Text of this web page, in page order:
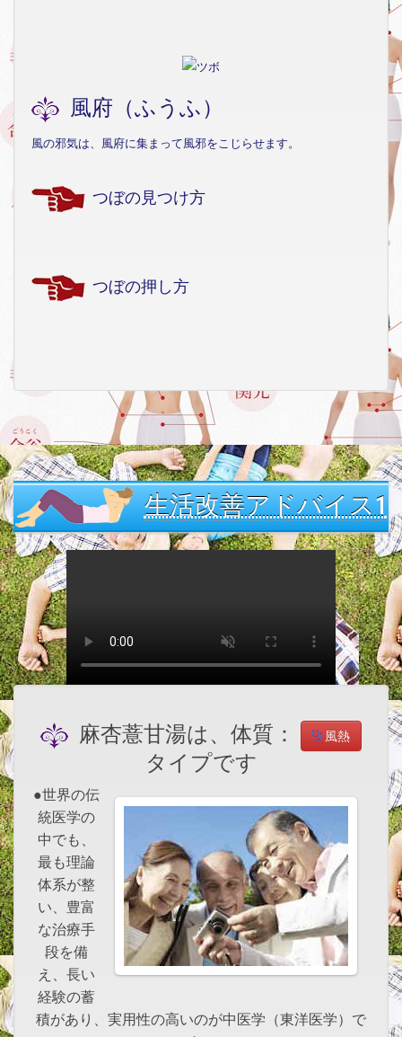
風府（ふうふ）
風の邪気は、風府に集まって風邪をこじらせます。
つぼの見つけ方
つぼの押し方
生活改善アドバイス1
麻杏薏甘湯は、体質： 風熱
タイプです
●世界の伝
統医学の
中でも、
最も理論
体系が整
い、豊富
な治療手
段を備
え、長い
経験の蓄
積があり、実用性の高いのが中医学（東洋医学）で